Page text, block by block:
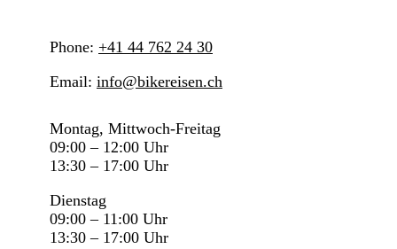
Phone: +41 44 762 24 30
Email: info@bikereisen.ch
Montag, Mittwoch-Freitag
09:00 – 12:00 Uhr
13:30 – 17:00 Uhr
Dienstag
09:00 – 11:00 Uhr
13:30 – 17:00 Uhr